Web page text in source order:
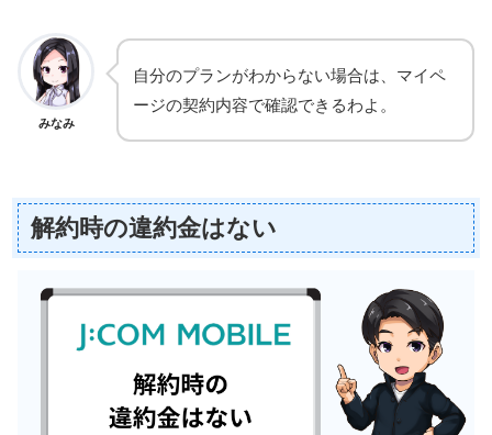
みなみ
自分のプランがわからない場合は、マイペ
ージの契約内容で確認できるわよ。
解約時の違約金はない